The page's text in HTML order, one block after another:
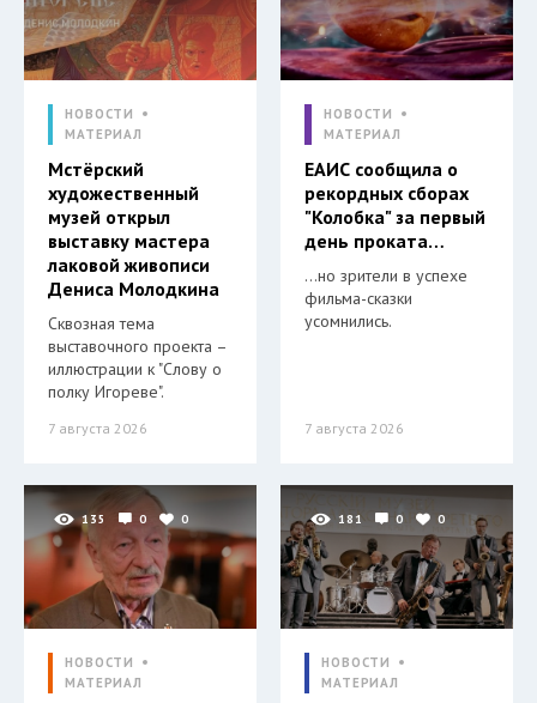
НОВОСТИ
МАТЕРИАЛ
Мстёрский
художественный
музей открыл
выставку мастера
лаковой живописи
Дениса Молодкина
Сквозная тема
выставочного проекта –
иллюстрации к "Слову о
полку Игореве".
7 августа 2026
НОВОСТИ
МАТЕРИАЛ
ЕАИС сообщила о
рекордных сборах
"Колобка" за первый
день проката…
…но зрители в успехе
фильма-сказки
усомнились.
7 августа 2026
135 0 0
НОВОСТИ
МАТЕРИАЛ
181 0 0
НОВОСТИ
МАТЕРИАЛ